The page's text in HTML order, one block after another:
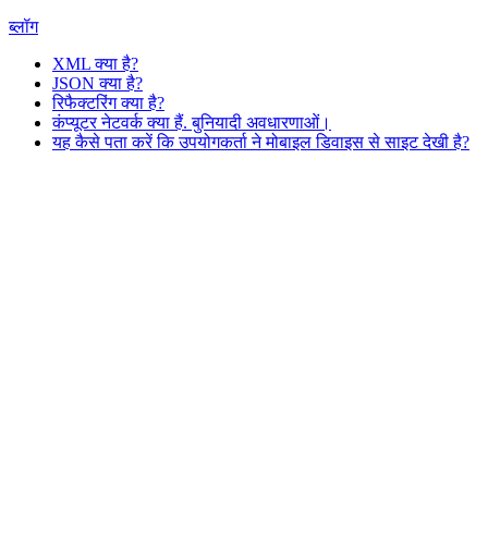
ब्लॉग
XML क्या है?
JSON क्या है?
रिफैक्टरिंग क्या है?
कंप्यूटर नेटवर्क क्या हैं. बुनियादी अवधारणाओं।
यह कैसे पता करें कि उपयोगकर्ता ने मोबाइल डिवाइस से साइट देखी है?